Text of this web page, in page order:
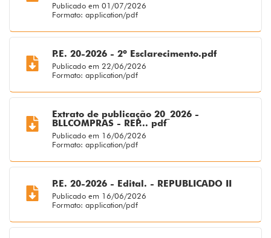
Publicado em 01/07/2026
Formato: application/pdf
P.E. 20-2026 - 2º Esclarecimento.pdf
Publicado em 22/06/2026
Formato: application/pdf
Extrato de publicação 20_2026 -
BLLCOMPRAS - REP... pdf
Publicado em 16/06/2026
Formato: application/pdf
P.E. 20-2026 - Edital. - REPUBLICADO II
Publicado em 16/06/2026
Formato: application/pdf